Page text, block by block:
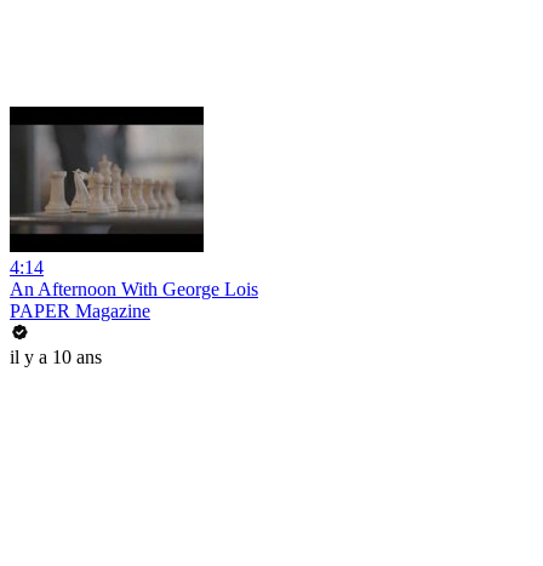
4:14
An Afternoon With George Lois
PAPER Magazine
il y a 10 ans